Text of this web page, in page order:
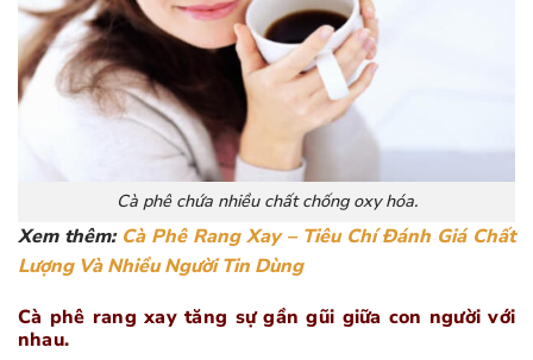
Cà phê chứa nhiều chất chống oxy hóa.
Xem thêm: Cà Phê Rang Xay – Tiêu Chí Đánh Giá Chất
Lượng Và Nhiều Người Tin Dùng
Cà phê rang xay tăng sự gần gũi giữa con người với
nhau.